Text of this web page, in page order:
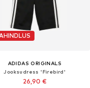
ADIDAS ORIGINALS
Jooksudress 'Firebird'
26,90 €